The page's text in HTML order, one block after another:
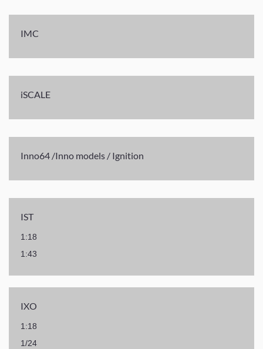
IMC
iSCALE
Inno64 /Inno models / Ignition
IST
1:18
1:43
IXO
1:18
1/24